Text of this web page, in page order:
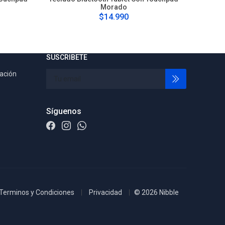
Morado
$14.990
SUSCRIBETE
Síguenos
y Condiciones Privacidad © 2026 Nibble